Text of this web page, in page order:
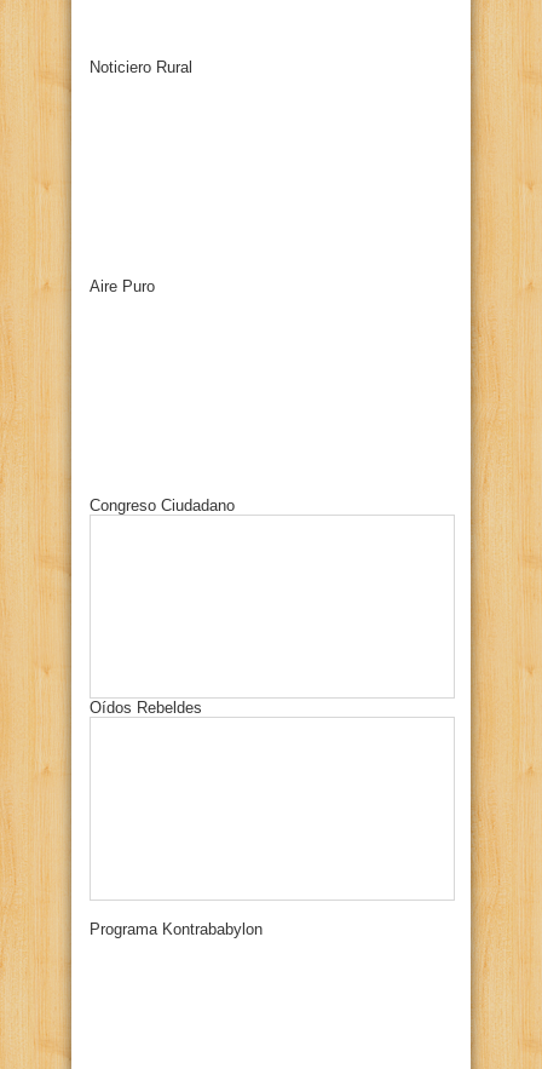
Noticiero Rural
Aire Puro
Congreso Ciudadano
Oídos Rebeldes
Programa Kontrababylon